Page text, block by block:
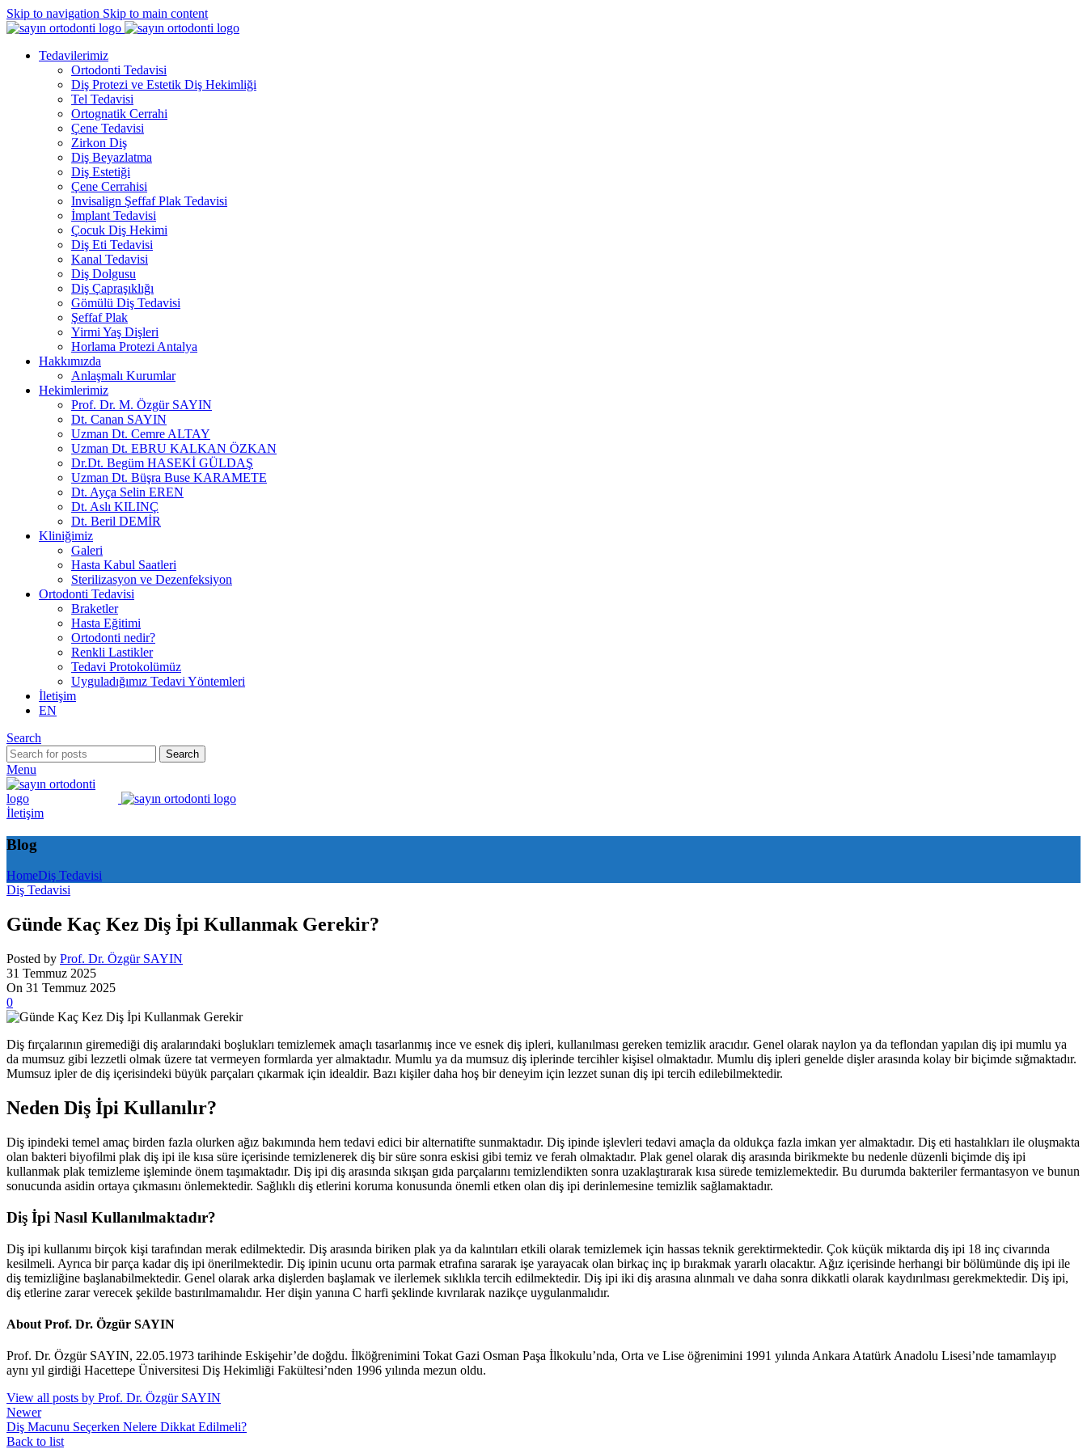
Skip to navigation Skip to main content
Tedavilerimiz
Ortodonti Tedavisi
Diş Protezi ve Estetik Diş Hekimliği
Tel Tedavisi
Ortognatik Cerrahi
Çene Tedavisi
Zirkon Diş
Diş Beyazlatma
Diş Estetiği
Çene Cerrahisi
Invisalign Şeffaf Plak Tedavisi
İmplant Tedavisi
Çocuk Diş Hekimi
Diş Eti Tedavisi
Kanal Tedavisi
Diş Dolgusu
Diş Çapraşıklığı
Gömülü Diş Tedavisi
Şeffaf Plak
Yirmi Yaş Dişleri
Horlama Protezi Antalya
Hakkımızda
Anlaşmalı Kurumlar
Hekimlerimiz
Prof. Dr. M. Özgür SAYIN
Dt. Canan SAYIN
Uzman Dt. Cemre ALTAY
Uzman Dt. EBRU KALKAN ÖZKAN
Dr.Dt. Begüm HASEKİ GÜLDAŞ
Uzman Dt. Büşra Buse KARAMETE
Dt. Ayça Selin EREN
Dt. Aslı KILINÇ
Dt. Beril DEMİR
Kliniğimiz
Galeri
Hasta Kabul Saatleri
Sterilizasyon ve Dezenfeksiyon
Ortodonti Tedavisi
Braketler
Hasta Eğitimi
Ortodonti nedir?
Renkli Lastikler
Tedavi Protokolümüz
Uyguladığımız Tedavi Yöntemleri
İletişim
EN
Search
Search
Menu
İletişim
Blog
HomeDiş Tedavisi
Diş Tedavisi
Günde Kaç Kez Diş İpi Kullanmak Gerekir?
Posted by Prof. Dr. Özgür SAYIN
31 Temmuz 2025
On 31 Temmuz 2025
0
Diş fırçalarının giremediği diş aralarındaki boşlukları temizlemek amaçlı tasarlanmış ince ve esnek diş ipleri, kullanılması gereken temizlik aracıdır. Genel olarak naylon ya da teflondan yapılan diş ipi mumlu ya
da mumsuz gibi lezzetli olmak üzere tat vermeyen formlarda yer almaktadır. Mumlu ya da mumsuz diş iplerinde tercihler kişisel olmaktadır. Mumlu diş ipleri genelde dişler arasında kolay bir biçimde sığmaktadır.
Mumsuz ipler de diş içerisindeki büyük parçaları çıkarmak için idealdir. Bazı kişiler daha hoş bir deneyim için lezzet sunan diş ipi tercih edilebilmektedir.
Neden Diş İpi Kullanılır?
Diş ipindeki temel amaç birden fazla olurken ağız bakımında hem tedavi edici bir alternatifte sunmaktadır. Diş ipinde işlevleri tedavi amaçla da oldukça fazla imkan yer almaktadır. Diş eti hastalıkları ile oluşmakta
olan bakteri biyofilmi plak diş ipi ile kısa süre içerisinde temizlenerek diş bir süre sonra eskisi gibi temiz ve ferah olmaktadır. Plak genel olarak diş arasında birikmekte bu nedenle düzenli biçimde diş ipi
kullanmak plak temizleme işleminde önem taşımaktadır. Diş ipi diş arasında sıkışan gıda parçalarını temizlendikten sonra uzaklaştırarak kısa sürede temizlemektedir. Bu durumda bakteriler fermantasyon ve bunun
sonucunda asidin ortaya çıkmasını önlemektedir. Sağlıklı diş etlerini koruma konusunda önemli etken olan diş ipi derinlemesine temizlik sağlamaktadır.
Diş İpi Nasıl Kullanılmaktadır?
Diş ipi kullanımı birçok kişi tarafından merak edilmektedir. Diş arasında biriken plak ya da kalıntıları etkili olarak temizlemek için hassas teknik gerektirmektedir. Çok küçük miktarda diş ipi 18 inç civarında
kesilmeli. Ayrıca bir parça kadar diş ipi önerilmektedir. Diş ipinin ucunu orta parmak etrafına sararak işe yarayacak olan birkaç inç ip bırakmak yararlı olacaktır. Ağız içerisinde herhangi bir bölümünde diş ipi ile
diş temizliğine başlanabilmektedir. Genel olarak arka dişlerden başlamak ve ilerlemek sıklıkla tercih edilmektedir. Diş ipi iki diş arasına alınmalı ve daha sonra dikkatli olarak kaydırılması gerekmektedir. Diş ipi,
diş etlerine zarar verecek şekilde bastırılmamalıdır. Her dişin yanına C harfi şeklinde kıvrılarak nazikçe uygulanmalıdır.
About Prof. Dr. Özgür SAYIN
Prof. Dr. Özgür SAYIN, 22.05.1973 tarihinde Eskişehir’de doğdu. İlköğrenimini Tokat Gazi Osman Paşa İlkokulu’nda, Orta ve Lise öğrenimini 1991 yılında Ankara Atatürk Anadolu Lisesi’nde tamamlayıp
aynı yıl girdiği Hacettepe Üniversitesi Diş Hekimliği Fakültesi’nden 1996 yılında mezun oldu.
View all posts by Prof. Dr. Özgür SAYIN
Newer
Diş Macunu Seçerken Nelere Dikkat Edilmeli?
Back to list